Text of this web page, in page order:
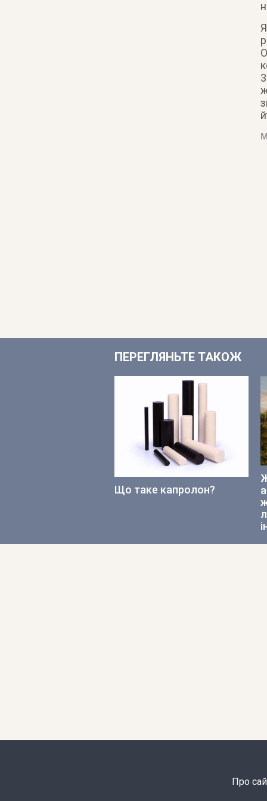
ПЕРЕГЛЯНЬТЕ ТАКОЖ
Що таке капролон?
Про